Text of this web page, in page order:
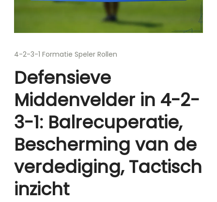
4-2-3-1 Formatie Speler Rollen
Defensieve
Middenvelder in 4-2-
3-1: Balrecuperatie,
Bescherming van de
verdediging, Tactisch
inzicht